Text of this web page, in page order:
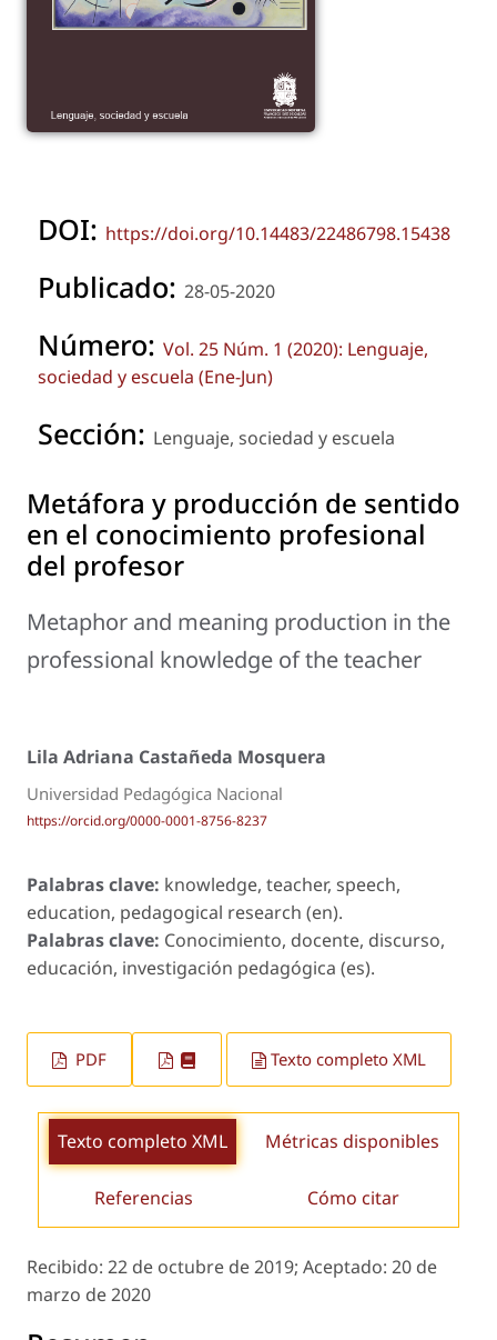
DOI: https://doi.org/10.14483/22486798.15438
Publicado: 28-05-2020
Número: Vol. 25 Núm. 1 (2020): Lenguaje,
sociedad y escuela (Ene-Jun)
Sección: Lenguaje, sociedad y escuela
Metáfora y producción de sentido
en el conocimiento profesional
del profesor
Metaphor and meaning production in the
professional knowledge of the teacher
Lila Adriana Castañeda Mosquera
Universidad Pedagógica Nacional
https://orcid.org/0000-0001-8756-8237
Palabras clave: knowledge, teacher, speech,
education, pedagogical research (en).
Palabras clave: Conocimiento, docente, discurso,
educación, investigación pedagógica (es).
PDF Texto completo XML
Texto completo XML Métricas disponibles
Referencias Cómo citar
Recibido: 22 de octubre de 2019; Aceptado: 20 de
marzo de 2020